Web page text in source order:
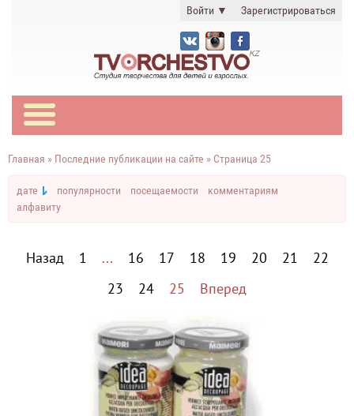
Войти ▼ Зарегистрироваться
Главная » Последние публикации на сайте » Страница 25
дате популярности посещаемости
комментариям
алфавиту
Назад 1 ... 16 17 18 19 20 21
22
23
24 25 Вперед